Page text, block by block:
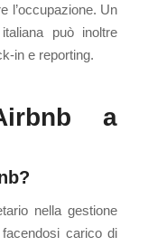
l’occupazione. Un
può inoltre
in e reporting.
a
nella gestione
carico di